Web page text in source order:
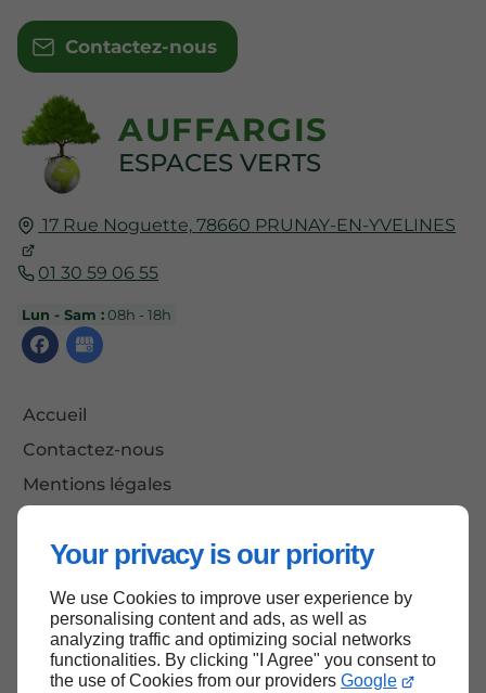
Your privacy is our priority
We use Cookies to improve user experience by
personalising content and ads, as well as
analyzing traffic and optimizing social networks
functionalities. By clicking "I Agree" you consent to
the use of Cookies from our providers Google
AUFFARGIS
ESPACES VERTS
17 Rue Noguette, 78660 PRUNAY-EN-YVELINES
01 30 59 06 55
Lun - Sam :08h - 18h
Accueil
Contactez-nous
Mentions légales
Contactez-nous
Haut de page